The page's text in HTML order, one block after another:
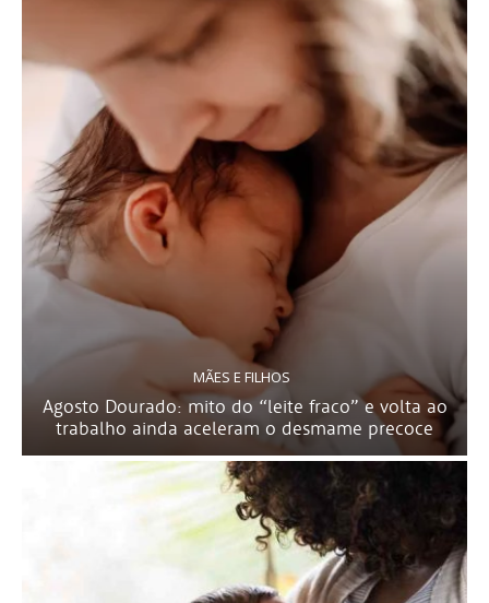
MÃES E FILHOS
Agosto Dourado: mito do “leite fraco” e volta ao
trabalho ainda aceleram o desmame precoce